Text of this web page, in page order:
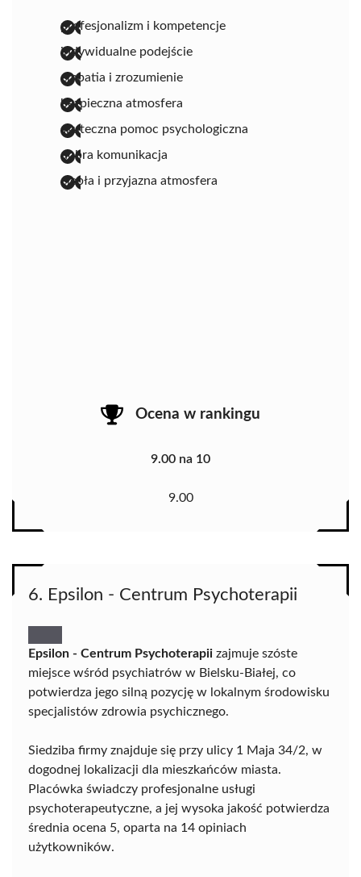
profesjonalizm i kompetencje
indywidualne podejście
empatia i zrozumienie
bezpieczna atmosfera
skuteczna pomoc psychologiczna
dobra komunikacja
ciepła i przyjazna atmosfera
Ocena w rankingu
9.00 na 10
9.00
6. Epsilon - Centrum Psychoterapii
Epsilon - Centrum Psychoterapii zajmuje szóste
miejsce wśród psychiatrów w Bielsku-Białej, co
potwierdza jego silną pozycję w lokalnym środowisku
specjalistów zdrowia psychicznego.
Siedziba firmy znajduje się przy ulicy 1 Maja 34/2, w
dogodnej lokalizacji dla mieszkańców miasta.
Placówka świadczy profesjonalne usługi
psychoterapeutyczne, a jej wysoka jakość potwierdza
średnia ocena 5, oparta na 14 opiniach
użytkowników.